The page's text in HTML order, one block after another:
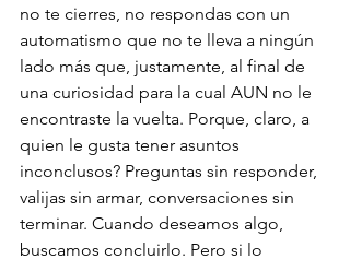
no te cierres, no respondas con un
automatismo que no te lleva a ningún
lado más que, justamente, al final de
una curiosidad para la cual AUN no le
encontraste la vuelta. Porque, claro, a
quien le gusta tener asuntos
inconclusos? Preguntas sin responder,
valijas sin armar, conversaciones sin
terminar. Cuando deseamos algo,
buscamos concluirlo. Pero si lo